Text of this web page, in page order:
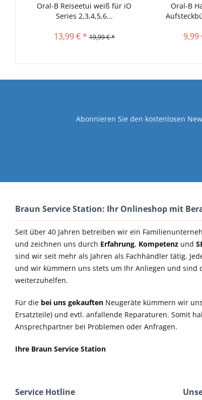
Oral-B Reiseetui weiß für iO
Series 2,3,4,5,6...
13,99 € * 19,99 € *
Oral-B
9,99
Abonnieren Sie den kostenlosen
Braun Service Station: Ihr Onlineshop mit
Seit über 40 Jahren betreiben wir ein
und zeichnen uns durch Erfahrung, Kompetenz und
sind wir seit mehr als Jahren als Fachhändler tätig.
und wir kümmern uns stets um Ihr Anliegen und sind
weiterzuhelfen.
Für die bei uns gekauften Neugeräte kümmern wir
Ersatzteile) und evtl. anfallende Reparaturen. Somit
Ansprechpartner bei Problemen oder Anfragen.
Ihre Braun Service Station
Service Hotline